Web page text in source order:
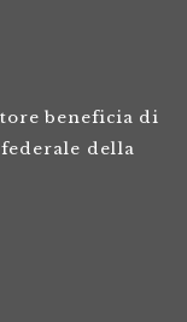
beneficia di
della